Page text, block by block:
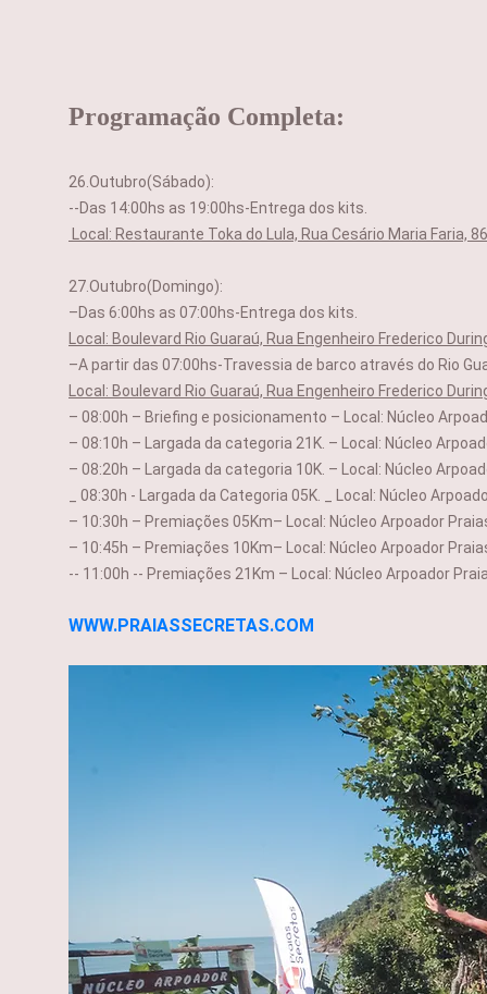
Programação Completa:
26.Outubro(Sábado):
--Das 14:00hs as 19:00hs-Entrega dos kits.
Local: Restaurante Toka do Lula, Rua Cesário Maria Faria,
27.Outubro(Domingo):
–Das 6:00hs as 07:00hs-Entrega dos kits.
Local: Boulevard Rio Guaraú, Rua Engenheiro Frederico
–A partir das 07:00hs-Travessia de barco através do Rio
Local: Boulevard Rio Guaraú, Rua Engenheiro Frederico
– 08:00h – Briefing e posicionamento – Local: Núcleo
– 08:10h – Largada da categoria 21K. – Local: Núcleo
– 08:20h – Largada da categoria 10K. – Local: Núcleo
_ 08:30h - Largada da Categoria 05K. _ Local: Núcleo
– 10:30h – Premiações 05Km– Local: Núcleo Arpoador
– 10:45h – Premiações 10Km– Local: Núcleo Arpoador
-- 11:00h -- Premiações 21Km – Local: Núcl eo Arpoador
WWW.PRAIASSECRETAS.COM